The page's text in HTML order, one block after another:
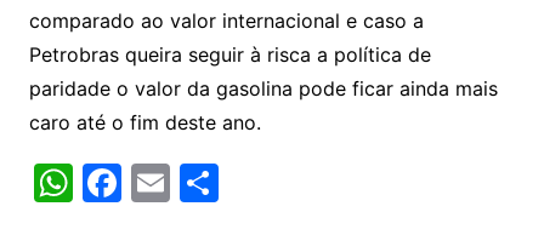
comparado ao valor internacional e caso a
Petrobras queira seguir à risca a política de
paridade o valor da gasolina pode ficar ainda mais
caro até o fim deste ano.
W F E S